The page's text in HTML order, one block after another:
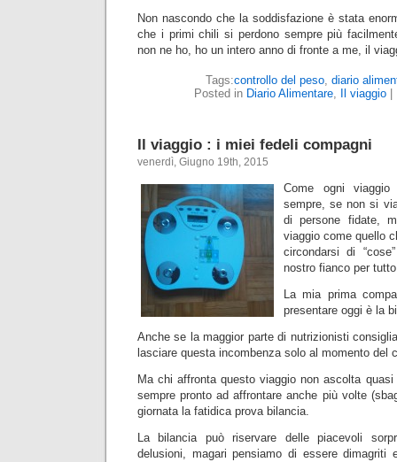
Non nascondo che la soddisfazione è stata
che i primi chili si perdono sempre più
non ne ho, ho un intero anno di fronte a me, il
Tags:controllo del peso, diario
Posted in Diario Alimentare, Il viaggio
Il viaggio : i miei fedeli compagni
venerdì, Giugno 19th, 2015
Come ogni
sempre, se non si
di persone fidate,
viaggio come quello
circondarsi di
nostro fianco per
La mia prima
presentare oggi è la
Anche se la maggior parte di nutrizionisti
lasciare questa incombenza solo al momento del
Ma chi affronta questo viaggio non ascolta
sempre pronto ad affrontare anche più volte
giornata la fatidica prova bilancia.
La bilancia può riservare delle piacevoli
delusioni, magari pensiamo di essere dimagriti